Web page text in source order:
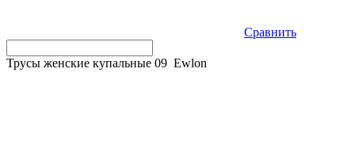
Сравнить
Трусы женские купальные 09 Ewlon